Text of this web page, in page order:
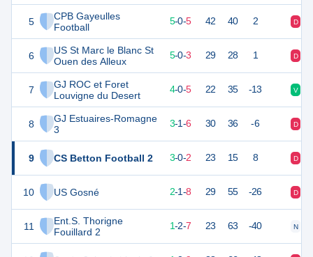
5
CPB Gayeulles
Football
6
US St Marc le Blanc St
Ouen des Alleux
7
GJ ROC et Foret
Louvigne du Desert
8
GJ Estuaires-Romagne
3
9 CS Betton Football 2
10 US Gosné
11
Ent.S. Thorigne
Fouillard 2
5-0-5 42 40 2 D
15 8 5-0-3 29 28 1 D
11 4-0-5 22 35 -13 V
10 10 3-1-6 30 36 -6 D
9 5 3-0-2 23 15 8 D
2-1-8 29 55 -26 D
1-2-7 23 63 -40 N